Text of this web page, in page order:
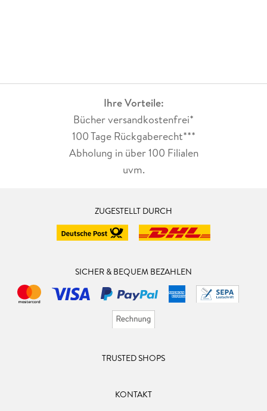
Ihre Vorteile:
Bücher versandkostenfrei*
100 Tage Rückgaberecht***
Abholung in über 100 Filialen
uvm.
ZUGESTELLT DURCH
SICHER & BEQUEM BEZAHLEN
TRUSTED SHOPS
KONTAKT